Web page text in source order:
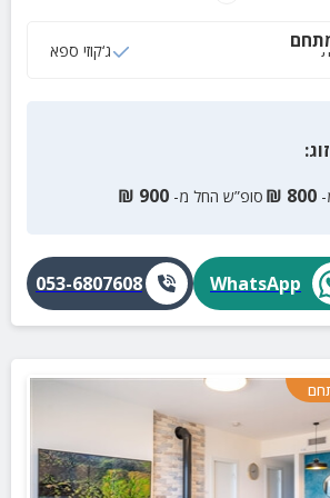
ג‘קוזי ספא
:
800
₪ סופ”ש החל מ- 900
₪
WhatsApp
053-6807608